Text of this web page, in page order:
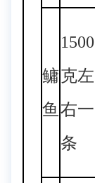
鳙
鱼
1500
克左
右一
条